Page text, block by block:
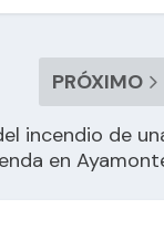
PRÓXIMO
incendio de
en